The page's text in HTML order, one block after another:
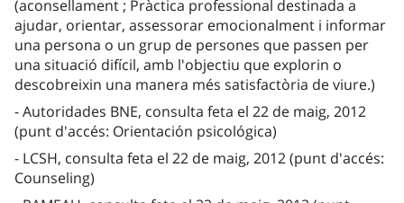
(aconsellament ; Pràctica professional destinada a
ajudar, orientar, assessorar emocionalment i informar
una persona o un grup de persones que passen per
una situació difícil, amb l'objectiu que explorin o
descobreixin una manera més satisfactòria de viure.)
Autoridades BNE, consulta feta el 22 de maig, 2012
(punt d'accés: Orientación psicológica)
LCSH, consulta feta el 22 de maig, 2012 (punt d'accés:
Counseling)